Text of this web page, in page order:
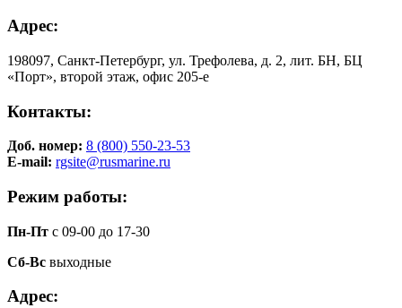
Адрес:
198097, Санкт-Петербург, ул. Трефолева, д. 2, лит. БН, БЦ
«Порт», второй этаж, офис 205-е
Контакты:
Доб. номер: 8 (800) 550-23-53
E-mail: rgsite@rusmarine.ru
Режим работы:
Пн-Пт с 09-00 до 17-30
Сб-Вс выходные
Адрес: